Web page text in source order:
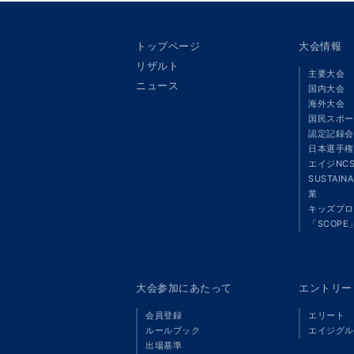
トップページ
リザルト
ニュース
大会情報
主要大会
国内大会
海外大会
国民スポ
認定記録
日本選手
エイジNCS
業
キッズプ
「SCOPE」
大会参加にあたって
会員登録
ルールブック
出場基準
エントリー
エリート
エイジグ